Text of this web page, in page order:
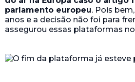
parlamento europeu. Pois
anos e a decisão não foi para
assegurou essas plataformas